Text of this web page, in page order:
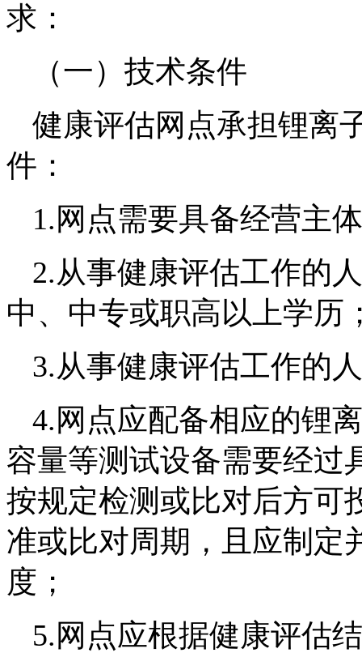
求：
（一）技术条件
健康评估网点承担锂离
件：
1.网点需要具备经营主
2.从事健康评估工作的
中、中专或职高以上学历
3.从事健康评估工作的
4.网点应配备相应的锂
容量等测试设备需要经过
按规定检测或比对后方可
准或比对周期，且应制定
度；
5.网点应根据健康评估